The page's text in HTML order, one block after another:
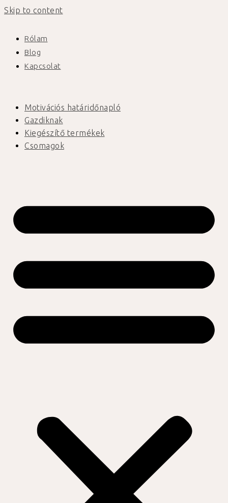
Skip to content
Rólam
Blog
Kapcsolat
Motivációs határidőnapló
Gazdiknak
Kiegészítő termékek
Csomagok